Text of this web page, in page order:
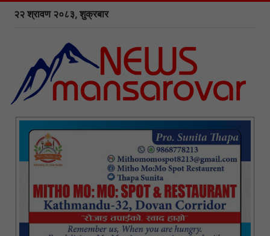
२२ श्रावण २०८३, शुक्रबार